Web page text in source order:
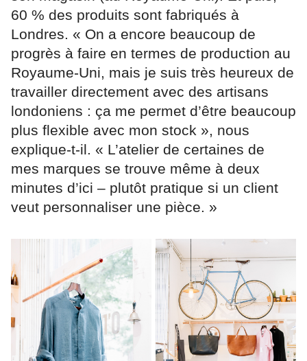
60 % des produits sont fabriqués à
Londres. « On a encore beaucoup de
progrès à faire en termes de production au
Royaume-Uni, mais je suis très heureux de
travailler directement avec des artisans
londoniens : ça me permet d’être beaucoup
plus flexible avec mon stock », nous
explique-t-il. « L’atelier de certaines de
mes marques se trouve même à deux
minutes d’ici – plutôt pratique si un client
veut personnaliser une pièce. »